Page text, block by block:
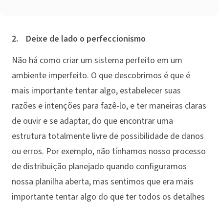
2. Deixe de lado o perfeccionismo
Não há como criar um sistema perfeito em um
ambiente imperfeito. O que descobrimos é que é
mais importante tentar algo, estabelecer suas
razões e intenções para fazê-lo, e ter maneiras claras
de ouvir e se adaptar, do que encontrar uma
estrutura totalmente livre de possibilidade de danos
ou erros. Por exemplo, não tínhamos nosso processo
de distribuição planejado quando configuramos
nossa planilha aberta, mas sentimos que era mais
importante tentar algo do que ter todos os detalhes